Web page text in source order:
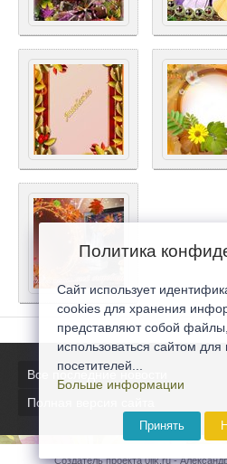
Все последние новости
Полная версия сайта
Создатель проекта 0lik.ru -
Политика
Сайт использует
cookies для хранения
представляют собой
использоваться сайтом
посетителей...
Больше информации
Принять